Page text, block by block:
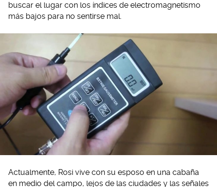
buscar el lugar con los índices de electromagnetismo
más bajos para no sentirse mal.
Actualmente, Rosi vive con su esposo en una cabaña
en medio del campo, lejos de las ciudades y las señales